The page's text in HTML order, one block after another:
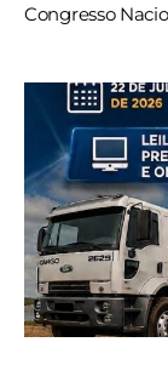
Congresso